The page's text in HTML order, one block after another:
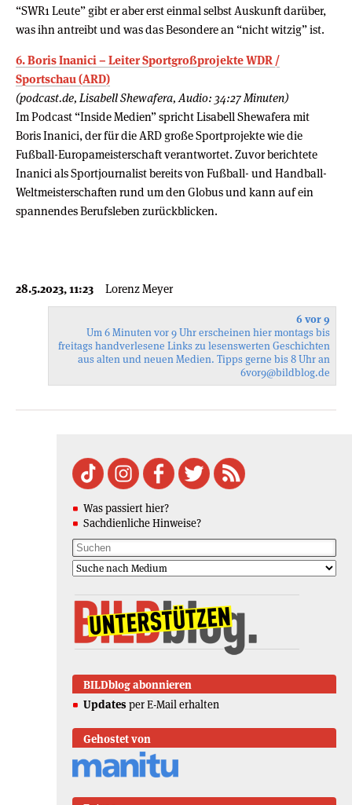
“SWR1 Leute” gibt er aber erst einmal selbst Auskunft darüber,
was ihn antreibt und was das Besondere an “nicht witzig” ist.
6. Boris Inanici – Leiter Sportgroßprojekte WDR /
Sportschau (ARD)
(podcast.de, Lisabell Shewafera, Audio: 34:27 Minuten)
Im Podcast “Inside Medien” spricht Lisabell Shewafera mit
Boris Inanici, der für die ARD große Sportprojekte wie die
Fußball-Europameisterschaft verantwortet. Zuvor berichtete
Inanici als Sportjournalist bereits von Fußball- und Handball-
Weltmeisterschaften rund um den Globus und kann auf ein
spannendes Berufsleben zurückblicken.
28.5.2023, 11:23 Lorenz Meyer
6 vor 9
Um 6 Minuten vor 9 Uhr erscheinen hier montags bis
freitags handverlesene Links zu lesenswerten Geschichten
aus alten und neuen Medien. Tipps gerne bis 8 Uhr an
6vor9@bildblog.de
Was passiert hier?
Sachdienliche Hinweise?
BILDblog abonnieren
Updates per E-Mail erhalten
Gehostet von